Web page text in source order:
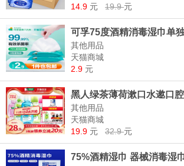
14.9 元 19.9元
可孚75度酒精消毒湿巾单
其他用品
天猫商城
2.9 元
黑人绿茶薄荷漱口水遬口
其他用品
天猫商城
19.9 元 32.9元
75%酒精湿巾 器械消毒湿